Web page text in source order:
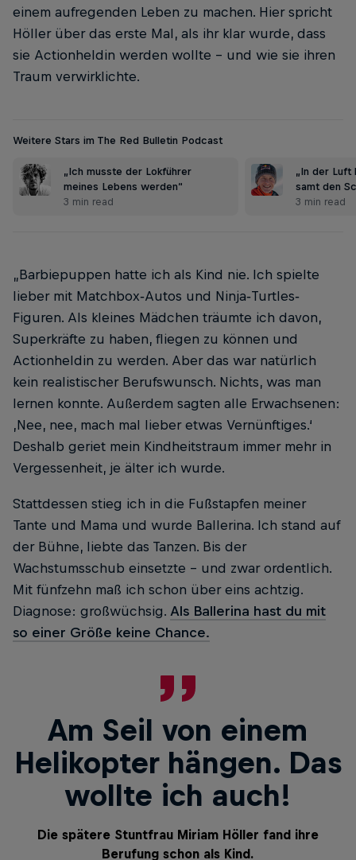
einem aufregenden Leben zu machen. Hier spricht
Höller über das erste Mal, als ihr klar wurde, dass
sie Actionheldin werden wollte – und wie sie ihren
Traum verwirklichte.
Weitere Stars im The Red Bulletin Podcast
„Ich musste der Lokführer
meines Lebens werden“
3 min read
„In der Luft
samt den
3 min read
„Barbiepuppen hatte ich als Kind nie. Ich spielte
lieber mit Matchbox‐Autos und Ninja‐Turtles‐
Figuren. Als kleines Mädchen träumte ich davon,
Superkräfte zu haben, fliegen zu können und
Actionheldin zu werden. Aber das war natürlich
kein realistischer Berufswunsch. Nichts, was man
lernen konnte. Außerdem sagten alle Erwachsenen:
‚Nee, nee, mach mal lieber etwas Vernünftiges.‘
Deshalb geriet mein Kindheitstraum immer mehr in
Vergessenheit, je älter ich wurde.
Stattdessen stieg ich in die Fußstapfen meiner
Tante und Mama und wurde Ballerina. Ich stand auf
der Bühne, liebte das Tanzen. Bis der
Wachstumsschub einsetzte – und zwar ordentlich.
Mit fünfzehn maß ich schon über eins achtzig.
Diagnose: großwüchsig. Als Ballerina hast du mit
so einer Größe keine Chance.
Am Seil von einem
Helikopter hängen. Das
wollte ich auch!
Die spätere Stuntfrau Miriam Höller fand ihre
Berufung schon als Kind.